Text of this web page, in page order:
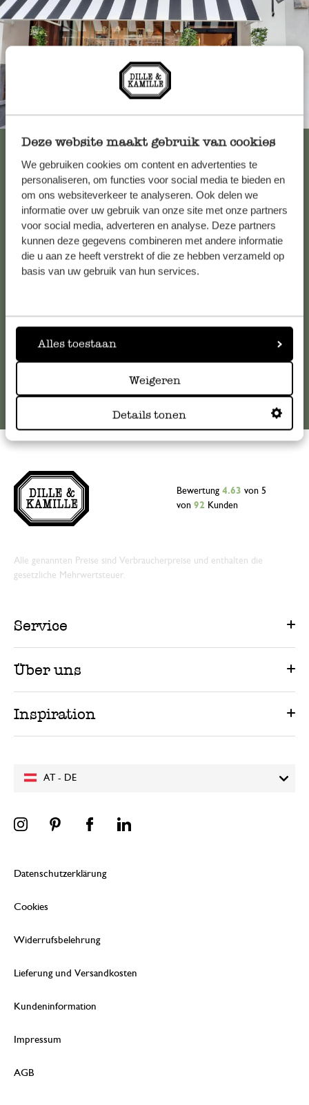
Deze website maakt gebruik van cookies
We gebruiken cookies om content en advertenties te
personaliseren, om functies voor social media te bieden en
om ons websiteverkeer te analyseren. Ook delen we
informatie over uw gebruik van onze site met onze partners
voor social media, adverteren en analyse. Deze partners
kunnen deze gegevens combineren met andere informatie
die u aan ze heeft verstrekt of die ze hebben verzameld op
basis van uw gebruik van hun services.
Alles toestaan
Weigeren
Details tonen
Immer in der Nähe
Alle 62 Geschäfte anzeigen
Kundenservice/Hilfe
Falls Sie Fragen haben oder Tipps und Hilfe brauchen, wenden
Sie sich bitte an unseren Kundenservice. Oder lesen Sie hier
die Antworten aufhäufig gestellte Fragen
kundenservice@dille-kamille.at
AT - DE
Bewertung 4.63 von 5
von 92 Kunden
Alle genannten Preise sind Verbraucherpreise und enthalten die
gesetzliche Mehrwertsteuer.
Service
Über uns
Inspiration
Datenschutzerklärung
Cookies
Widerrufsbelehrung
Lieferung und Versandkosten
Kundeninformation
Impressum
AGB